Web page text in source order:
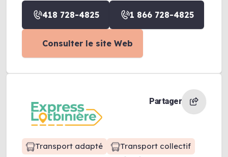
418 728-4825
1 866 728-4825
Consulter le site Web
Partager
Transport adapté Transport collectif